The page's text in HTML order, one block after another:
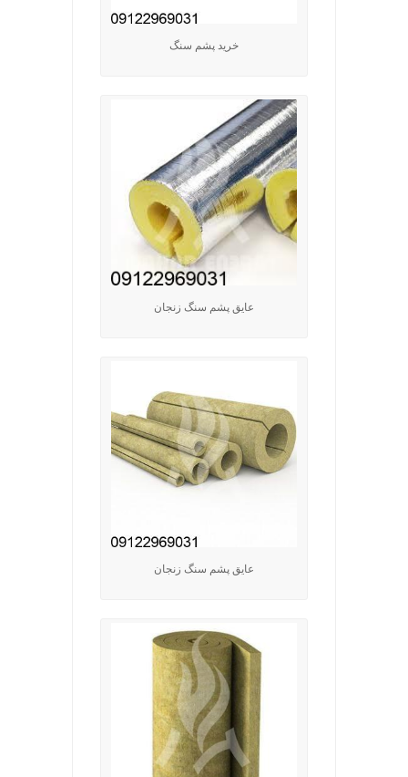
خرید پشم سنگ
عایق پشم سنگ زنجان
عایق پشم سنگ زنجان